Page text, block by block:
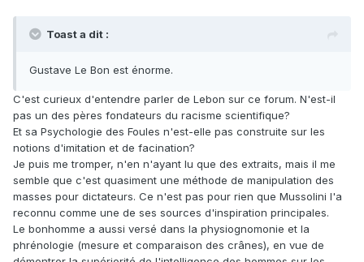
Toast a dit :
Gustave Le Bon est énorme.
C'est curieux d'entendre parler de Lebon sur ce forum. N'est-il
pas un des pères fondateurs du racisme scientifique?
Et sa Psychologie des Foules n'est-elle pas construite sur les
notions d'imitation et de facination?
Je puis me tromper, n'en n'ayant lu que des extraits, mais il me
semble que c'est quasiment une méthode de manipulation des
masses pour dictateurs. Ce n'est pas pour rien que Mussolini l'a
reconnu comme une de ses sources d'inspiration principales.
Le bonhomme a aussi versé dans la physiognomonie et la
phrénologie (mesure et comparaison des crânes), en vue de